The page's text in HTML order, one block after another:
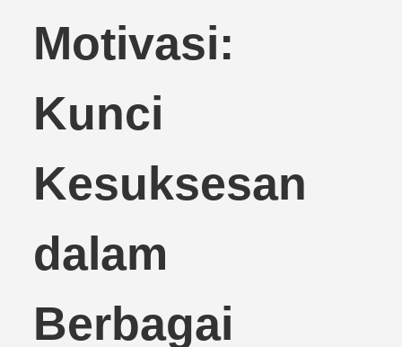
Motivasi:
Kunci
Kesuksesan
dalam
Berbagai